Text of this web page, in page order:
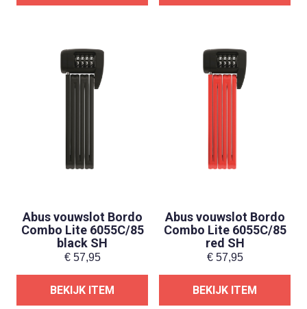
Abus vouwslot Bordo
Combo Lite 6055C/85
black SH
€57,95
BEKIJK ITEM
Abus vouwslot Bordo
Combo Lite 6055C/85
red SH
€57,95
BEKIJK ITEM